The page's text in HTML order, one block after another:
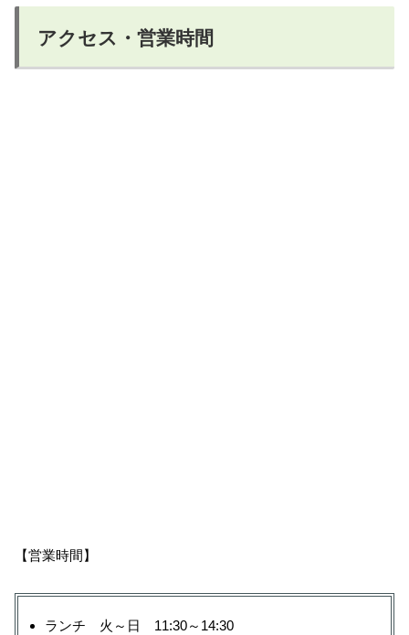
アクセス・営業時間
【営業時間】
ランチ 火～日 11:30～14:30